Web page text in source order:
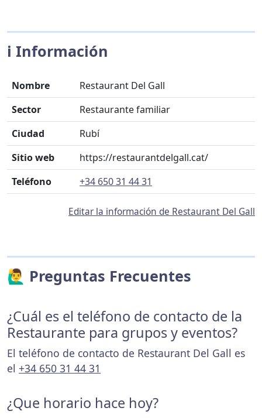
ℹ️ Información
Nombre
Restaurant Del Gall
Sector
Restaurante familiar
Ciudad
Rubí
Sitio web
https://restaurantdelgall.cat/
Teléfono
+34 650 31 44 31
Editar la información de Restaurant Del Gall
🙋‍♂️ Preguntas Frecuentes
¿Cuál es el teléfono de contacto de la
Restaurante para grupos y eventos?
El teléfono de contacto de Restaurant Del Gall es
el +34 650 31 44 31
¿Que horario hace hoy?